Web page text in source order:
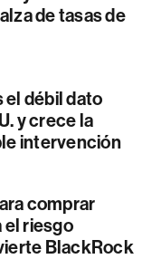
de tasas de
el débil dato
y crece la
intervención
comprar
el riesgo
BlackRock